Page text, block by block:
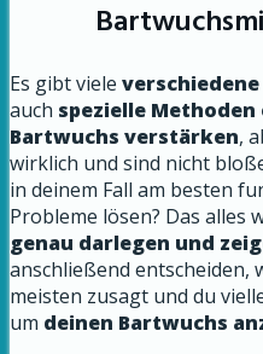
Es gibt viele
auch spezielle Methoden
Bartwuchs verstärken,
wirklich und sind nicht
in deinem Fall am besten
Probleme lösen? Das alles
genau darlegen und
anschließend entscheiden,
meisten zusagt und du
um deinen Bartwuchs